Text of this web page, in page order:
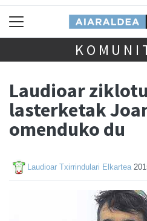
Laudioar
lasterketak
omenduko du
Laudioar Txirrindulari Elkartea